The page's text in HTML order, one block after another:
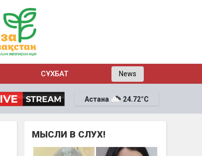
СҰХБАТ News
Астана 24.72°C
МЫСЛИ В СЛУХ!